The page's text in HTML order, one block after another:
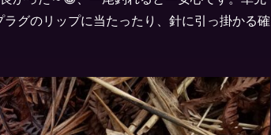
グのリップに当たったり、針に引っ掛かる確